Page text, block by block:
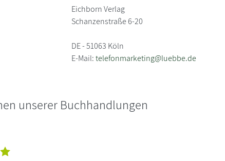
Eichborn Verlag
Schanzenstraße 6-20
DE - 51063 Köln
E-Mail:telefonmarketing@luebbe.de
unserer Buchhandlungen